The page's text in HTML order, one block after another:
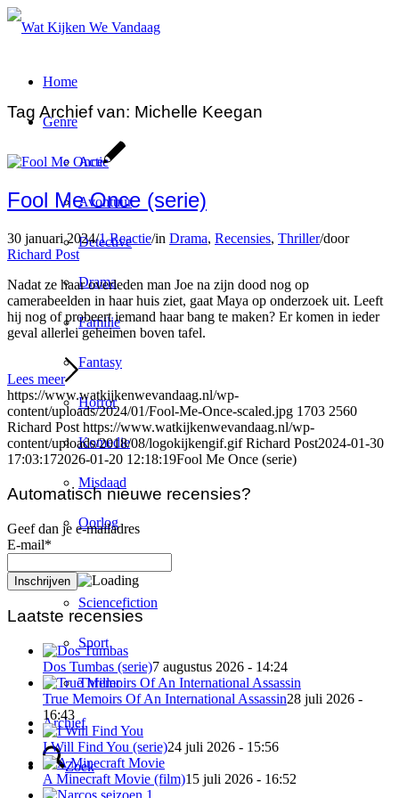
Home
Genre
Actie
Avontuur
Detective
Drama
Familie
Fantasy
Horror
Komedie
Misdaad
Oorlog
Sciencefiction
Sport
Thriller
Archief
Zoek
Tag Archief van: Michelle Keegan
Fool Me Once (serie)
30 januari 2024/1 Reactie/in Drama, Recensies, Thriller/door
Richard Post
Nadat ze haar overleden man Joe na zijn dood nog op
camerabeelden in haar huis ziet, gaat Maya op onderzoek uit. Leeft
hij nog of probeert iemand haar bang te maken? Er komen in ieder
geval allerlei geheimen boven tafel.
Lees meer
https://www.watkijkenwevandaag.nl/wp-
content/uploads/2024/01/Fool-Me-Once-scaled.jpg 1703 2560
Richard Post https://www.watkijkenwevandaag.nl/wp-
content/uploads/2018/08/logokijkengif.gif Richard Post2024-01-30
17:03:172026-01-20 12:18:19Fool Me Once (serie)
Automatisch nieuwe recensies?
Geef dan je e-mailadres
E-mail*
Laatste recensies
Dos Tumbas (serie)7 augustus 2026 - 14:24
True Memoirs Of An International Assassin28 juli 2026 -
16:43
I Will Find You (serie)24 juli 2026 - 15:56
A Minecraft Movie (film)15 juli 2026 - 16:52